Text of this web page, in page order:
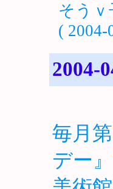
そう
( 2004-
2004-
毎月
デー